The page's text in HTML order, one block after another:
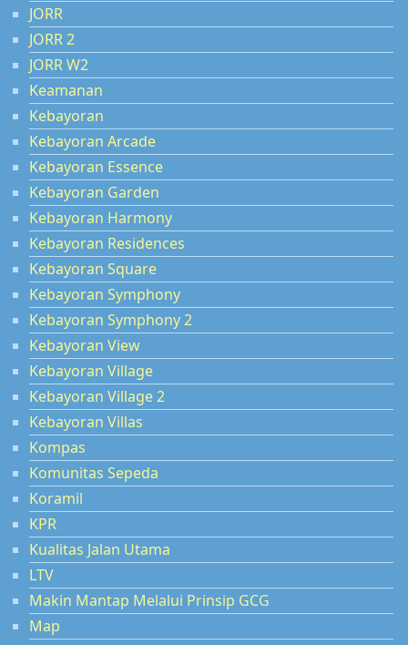
JORR
JORR 2
JORR W2
Keamanan
Kebayoran
Kebayoran Arcade
Kebayoran Essence
Kebayoran Garden
Kebayoran Harmony
Kebayoran Residences
Kebayoran Square
Kebayoran Symphony
Kebayoran Symphony 2
Kebayoran View
Kebayoran Village
Kebayoran Village 2
Kebayoran Villas
Kompas
Komunitas Sepeda
Koramil
KPR
Kualitas Jalan Utama
LTV
Makin Mantap Melalui Prinsip GCG
Map